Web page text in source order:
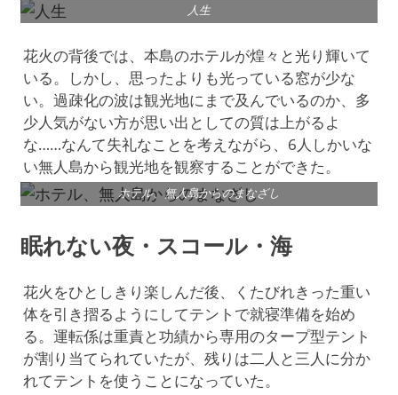
人生
花火の背後では、本島のホテルが煌々と光り輝いて
いる。しかし、思ったよりも光っている窓が少な
い。過疎化の波は観光地にまで及んでいるのか、多
少人気がない方が思い出としての質は上がるよ
な……なんて失礼なことを考えながら、6人しかいな
い無人島から観光地を観察することができた。
ホテル、無人島からのまなざし
眠れない夜・スコール・海
花火をひとしきり楽しんだ後、くたびれきった重い
体を引き摺るようにしてテントで就寝準備を始め
る。運転係は重責と功績から専用のタープ型テント
が割り当てられていたが、残りは二人と三人に分か
れてテントを使うことになっていた。